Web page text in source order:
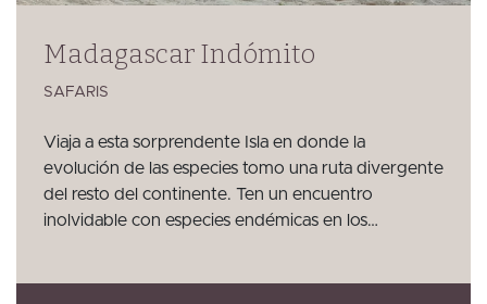
Madagascar Indómito
SAFARIS
Viaja a esta sorprendente Isla en donde la
evolución de las especies tomo una ruta divergente
del resto del continente. Ten un encuentro
inolvidable con especies endémicas en los…